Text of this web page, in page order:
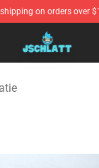
shipping on orders over
Jschlatt